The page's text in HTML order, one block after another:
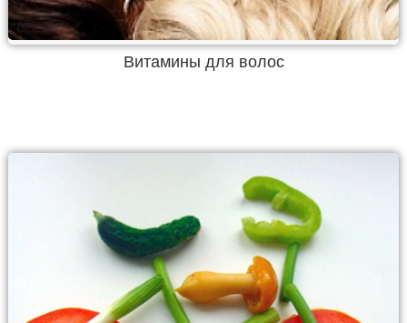
Витамины для волос